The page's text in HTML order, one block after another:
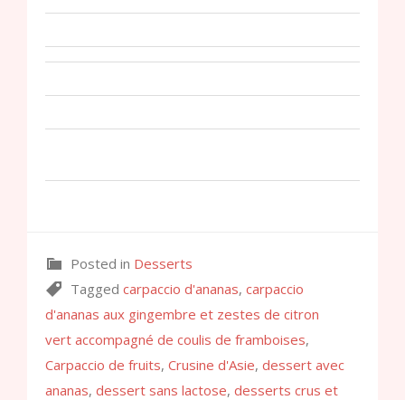
Posted in Desserts
Tagged carpaccio d'ananas, carpaccio
d'ananas aux gingembre et zestes de citron
vert accompagné de coulis de framboises,
Carpaccio de fruits, Crusine d'Asie, dessert avec
ananas, dessert sans lactose, desserts crus et